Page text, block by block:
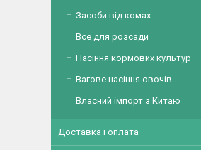
Засоби від комах
Все для розсади
Насіння кормових культур
Вагове насіння овочів
Власний імпорт з Китаю
Доставка і оплата